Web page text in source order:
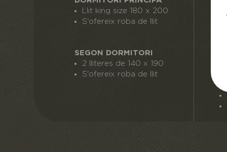
Llit king size 180 x 200
S'ofereix roba de llit
SEGON DORMITORI
2 lliteres de 140 x 190
S'ofereix roba de llit
ACCÉS A